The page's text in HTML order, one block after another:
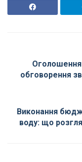
Оголошення
обговорення
Виконання
воду: що